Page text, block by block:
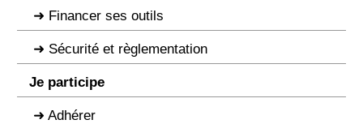
Financer ses outils
Sécurité et règlementation
Je participe
Adhérer